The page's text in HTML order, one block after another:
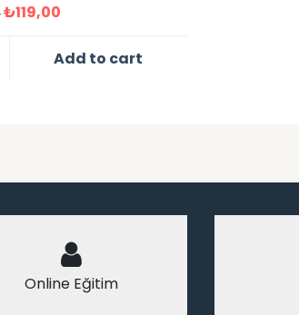
₺119,00
Add to cart
Online Eğitim